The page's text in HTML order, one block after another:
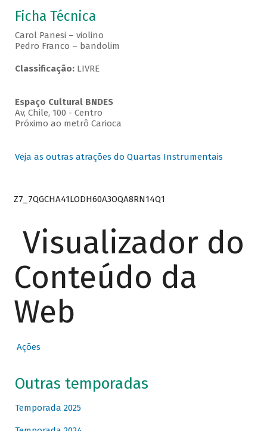
Ficha Técnica
Carol Panesi – violino
Pedro Franco – bandolim
Classificação: LIVRE
Espaço Cultural BNDES
Av, Chile, 100 - Centro
Próximo ao metrô Carioca
Veja as outras atrações do Quartas Instrumentais
Z7_7QGCHA41LODH60A3OQA8RN14Q1
Visualizador do
Conteúdo da
Web
Ações
Outras temporadas
Temporada 2025